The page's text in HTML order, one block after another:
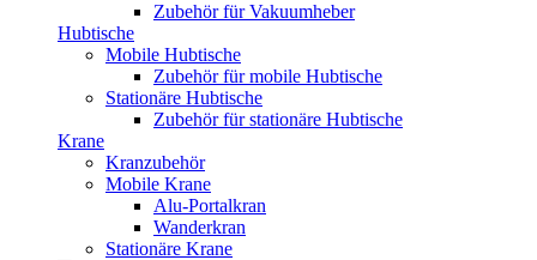
Zubehör für Vakuumheber
Hubtische
Mobile Hubtische
Zubehör für mobile Hubtische
Stationäre Hubtische
Zubehör für stationäre Hubtische
Krane
Kranzubehör
Mobile Krane
Alu-Portalkran
Wanderkran
Stationäre Krane